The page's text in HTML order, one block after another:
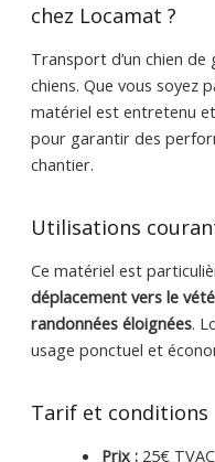
chez Locamat ?
Transport d’un chien
chiens. Que vous soyez
matériel est entretenu
pour garantir des
chantier.
Utilisations
Ce matériel est
déplacement vers le
randonnées éloignées.
usage ponctuel et
Tarif et conditions
Prix :25€